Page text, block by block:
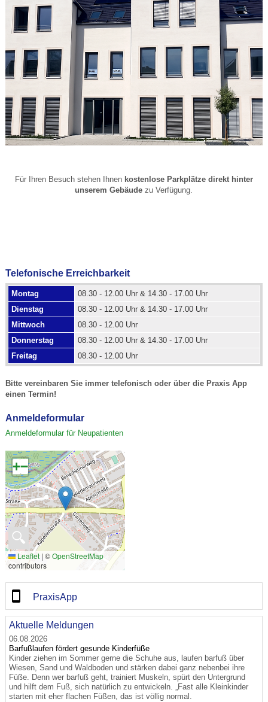
Für Ihren Besuch stehen Ihnen kostenlose Parkplätze direkt hinter
unserem Gebäude zu Verfügung.
Telefonische Erreichbarkeit
Montag
08.30 - 12.00 Uhr & 14.30 - 17.00 Uhr
Dienstag
08.30 - 12.00 Uhr & 14.30 - 17.00 Uhr
Mittwoch
08.30 - 12.00 Uhr
Donnerstag
08.30 - 12.00 Uhr & 14.30 - 17.00 Uhr
Freitag
08.30 - 12.00 Uhr
Bitte vereinbaren Sie immer telefonisch oder über die Praxis App
einen Termin!
Anmeldeformular
Anmeldeformular für Neupatienten
🔍
+−
Leaflet | ©OpenStreetMap
contributors
PraxisApp
Aktuelle Meldungen
06.08.2026
Barfußlaufen fördert gesunde Kinderfüße
Kinder ziehen im Sommer gerne die Schuhe aus, laufen barfuß über
Wiesen, Sand und Waldboden und stärken dabei ganz nebenbei ihre
Füße. Denn wer barfuß geht, trainiert Muskeln, spürt den Untergrund
und hilft dem Fuß, sich natürlich zu entwickeln. „Fast alle Kleinkinder
starten mit eher flachen Füßen, das ist völlig normal.